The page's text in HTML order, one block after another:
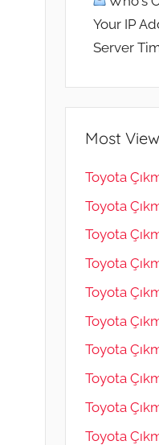
Your IP
Server
Most
Toyota
Toyota
Toyota
Toyota
Toyota
Toyota
Toyota
Toyota
Toyota
Toyota